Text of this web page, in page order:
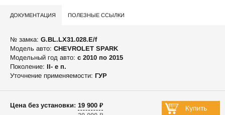
ДОКУМЕНТАЦИЯ ПОЛЕЗНЫЕ ССЫЛКИ
№ замка: G.BL.LX31.028.E/f
Модель авто: CHEVROLET SPARK
Модельный год авто: c 2010 по 2015
Поколение: II- e п.
Уточнение применяемости: ГУР
Цена без установки: 19 900 ₽